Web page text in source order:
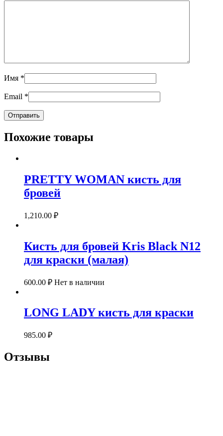
Имя *
Email *
Похожие товары
PRETTY WOMAN кисть для
бровей
1,210.00 ₽
Кисть для бровей Kris Black N12
для краски (малая)
600.00 ₽ Нет в наличии
LONG LADYкисть для краски
985.00 ₽
Отзывы